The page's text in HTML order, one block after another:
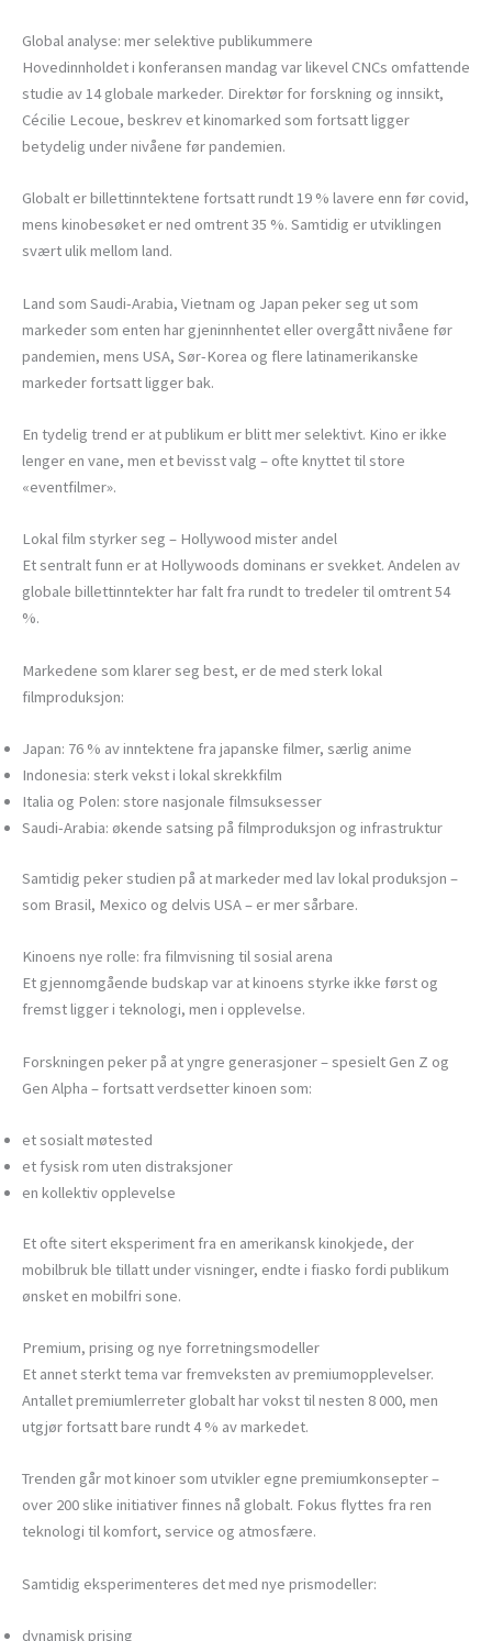
Global analyse: mer selektive publikummere
Hovedinnholdet i konferansen mandag var likevel CNCs omfattende
studie av 14 globale markeder. Direktør for forskning og innsikt,
Cécilie Lecoue, beskrev et kinomarked som fortsatt ligger
betydelig under nivåene før pandemien.
Globalt er billettinntektene fortsatt rundt 19 % lavere enn før covid,
mens kinobesøket er ned omtrent 35 %. Samtidig er utviklingen
svært ulik mellom land.
Land som Saudi-Arabia, Vietnam og Japan peker seg ut som
markeder som enten har gjeninnhentet eller overgått nivåene før
pandemien, mens USA, Sør-Korea og flere latinamerikanske
markeder fortsatt ligger bak.
En tydelig trend er at publikum er blitt mer selektivt. Kino er ikke
lenger en vane, men et bevisst valg – ofte knyttet til store
«eventfilmer».
Lokal film styrker seg – Hollywood mister andel
Et sentralt funn er at Hollywoods dominans er svekket. Andelen av
globale billettinntekter har falt fra rundt to tredeler til omtrent 54
%.
Markedene som klarer seg best, er de med sterk lokal
filmproduksjon:
Japan: 76 % av inntektene fra japanske filmer, særlig anime
Indonesia: sterk vekst i lokal skrekkfilm
Italia og Polen: store nasjonale filmsuksesser
Saudi-Arabia: økende satsing på filmproduksjon og infrastruktur
Samtidig peker studien på at markeder med lav lokal produksjon –
som Brasil, Mexico og delvis USA – er mer sårbare.
Kinoens nye rolle: fra filmvisning til sosial arena
Et gjennomgående budskap var at kinoens styrke ikke først og
fremst ligger i teknologi, men i opplevelse.
Forskningen peker på at yngre generasjoner – spesielt Gen Z og
Gen Alpha – fortsatt verdsetter kinoen som:
et sosialt møtested
et fysisk rom uten distraksjoner
en kollektiv opplevelse
Et ofte sitert eksperiment fra en amerikansk kinokjede, der
mobilbruk ble tillatt under visninger, endte i fiasko fordi publikum
ønsket en mobilfri sone.
Premium, prising og nye forretningsmodeller
Et annet sterkt tema var fremveksten av premiumopplevelser.
Antallet premiumlerreter globalt har vokst til nesten 8 000, men
utgjør fortsatt bare rundt 4 % av markedet.
Trenden går mot kinoer som utvikler egne premiumkonsepter –
over 200 slike initiativer finnes nå globalt. Fokus flyttes fra ren
teknologi til komfort, service og atmosfære.
Samtidig eksperimenteres det med nye prismodeller:
dynamisk prising